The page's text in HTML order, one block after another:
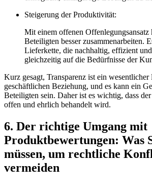
Steigerung der Produktivität:
Mit einem offenen Offenlegungsansatz
Beteiligten besser​ zusammenarbeiten.
⁣Lieferkette, die⁣ nachhaltig,⁣ effizient
gleichzeitig auf‍ die Bedürfnisse der
Kurz gesagt, Transparenz ist ein ​wesentlicher
geschäftlichen Beziehung, und es kann ein
Beteiligten⁣ sein. Daher ‍ist es wichtig, dass
offen und ehrlich⁣ behandelt wird.
6. Der richtige Umgang mit
Produktbewertungen: Was
müssen, um rechtliche
vermeiden